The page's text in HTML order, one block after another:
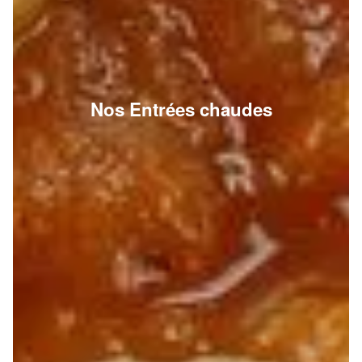
Nos Entrées chaudes